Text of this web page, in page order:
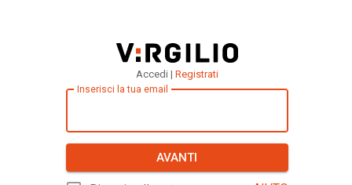
Accedi | Registrati
Inserisci la tua email
AVANTI